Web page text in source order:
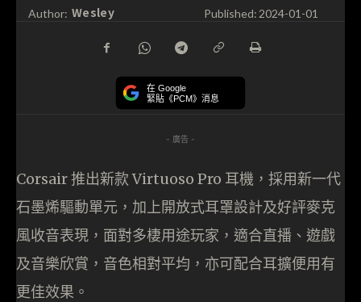
Author: Wesley Published: 2024-01-01
在 Google
緊貼《PCM》消息
- 廣告 -
Corsair 推出新款 Virtuoso Pro 耳機，採用新一代
石墨烯驅動單元，加上開放式耳罩設計及好評麥克
風收音表現，面對多棲用途玩家，適合直播、遊戲
及音樂欣賞，音色相對平均，亦可配合耳擴便用有
更佳效果。